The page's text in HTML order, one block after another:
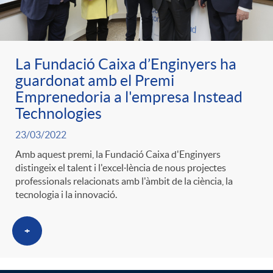
r
a
S
a
l
a
ó
p
e
r
c
a
t
t
e
n
i
d
o
A
l
c
a
d
o
La Fundació Caixa d’Enginyers ha
guardonat amb el Premi
Emprenedoria a l'empresa Instead
Technologies
23/03/2022
Amb aquest premi, la Fundació Caixa d'Enginyers
distingeix el talent i l'excel·lència de nous projectes
professionals relacionats amb l'àmbit de la ciència, la
tecnologia i la innovació.
+